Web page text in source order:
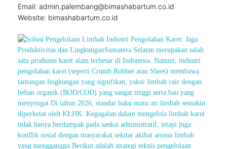
Email: admin.palembang@bimashabartum.co.id
Website: bimashabartum.co.id